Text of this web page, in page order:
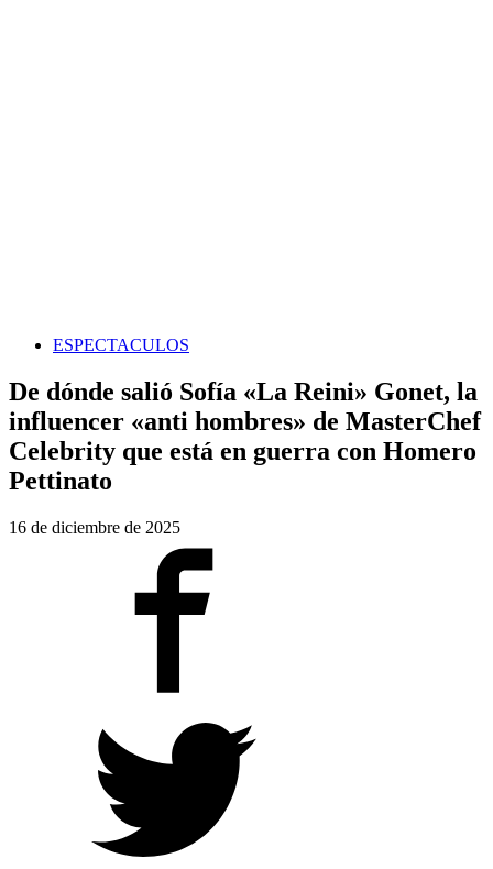
ESPECTACULOS
De dónde salió Sofía «La Reini» Gonet, la
influencer «anti hombres» de MasterChef
Celebrity que está en guerra con Homero
Pettinato
16 de diciembre de 2025